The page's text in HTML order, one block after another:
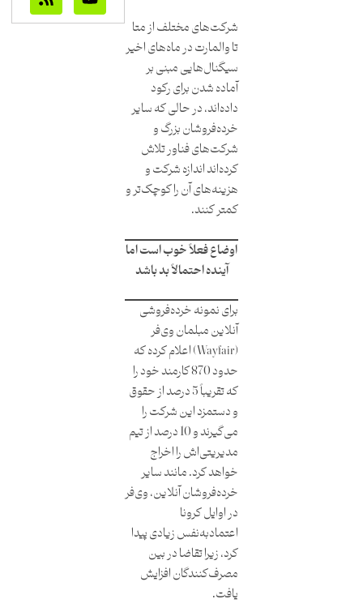
شرکت‌های مختلف از متا
تا والمارت در ماه‌های اخیر
سیگنال‌هایی مبنی بر
آماده شدن برای رکود
داده‌اند، در حالی که سایر
خرده‌فروشان بزرگ و
شرکت‌های فناور تلاش
کرده‌اند اندازه شرکت و
هزینه‌های آن را کوچک‌تر و
کمتر کنند.
اوضاع فعلاً خوب است اما
آینده احتمالاً بد باشد
برای نمونه خرده‌فروشی
آنلاین مبلمان وی‌فر
(Wayfair) اعلام کرده که
حدود 870 کارمند خود را
که تقریباً 5 درصد از حقوق
و دستمزد این شرکت را
می‌گیرند و 10 درصد از تیم
مدیریتی‌اش را اخراج
خواهد کرد. مانند سایر
خرده‌فروشان آنلاین، وی‌فر
در اوایل کرونا
اعتمادبه‌نفس زیادی پیدا
کرد، زیرا تقاضا در بین
مصرف‌کنندگان افزایش
یافت.